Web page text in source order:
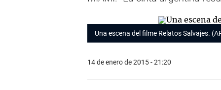
Una escena del filme Relatos Salvajes.
14 de enero de 2015 - 21:20